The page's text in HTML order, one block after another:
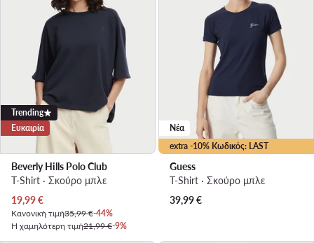
Trending
Ευκαιρία
Beverly Hills Polo Club
T-Shirt · Σκούρο μπλε
Τρέχουσα τιμή
19,99€
Κανονική τιμή35,99 €-44%
Η χαμηλότερη τιμή21,99 €-9%
extra -10% Κωδικός: LAST
Νέα
Guess
T-Shirt · Σκούρο μπλε
39,99€